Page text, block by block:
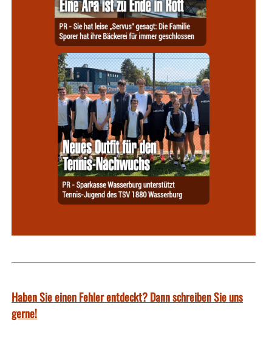
Haben Sie einen Fehler entdeckt? Dann schreiben Sie uns
gerne!